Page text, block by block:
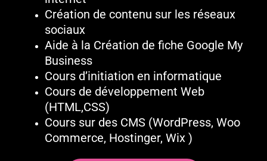
Création de contenu sur les réseaux
sociaux
Aide à la Création de fiche Google My
Business
Cours d’initiation en informatique
Cours de développement Web
(HTML,CSS)
Cours sur des CMS (WordPress, Woo
Commerce, Hostinger, Wix )